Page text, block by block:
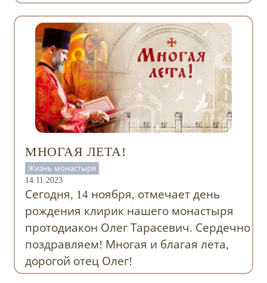
МНОГАЯ ЛЕТА!
Жизнь монастыря
14.11.2023
Сегодня, 14 ноября, отмечает день
рождения клирик нашего монастыря
протодиакон Олег Тарасевич. Сердечно
поздравляем! Многая и благая лета,
дорогой отец Олег!